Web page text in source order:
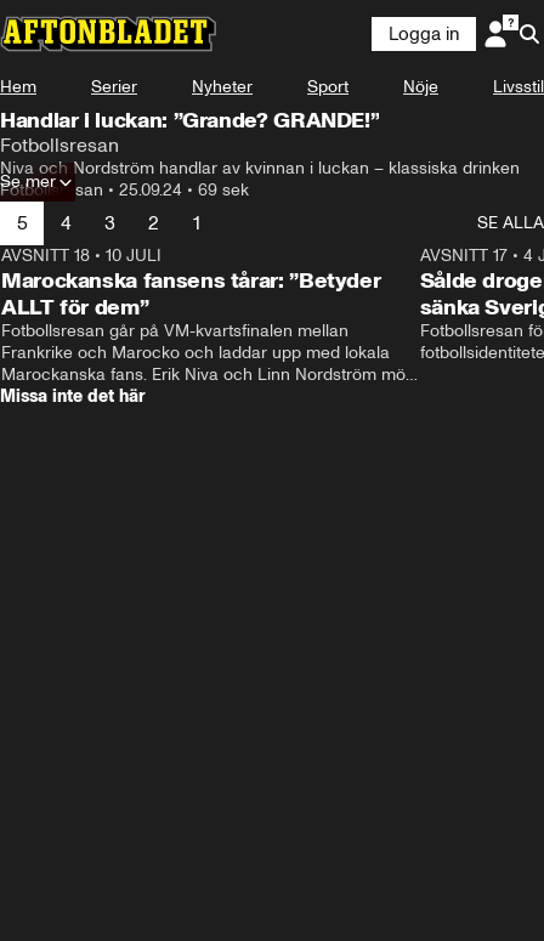
Logga in
Hem Serier Nyheter Sport Nöje Livsstil
Handlar i luckan: ”Grande? GRANDE!”
Fotbollsresan
Niva och Nordström handlar av kvinnan i luckan – klassiska drinken
Fotbollsresan • 25.09.24 • 69 sek
Se mer
5 4 3 2 1
SE ALLA
AVSNITT 18 • 10 JULI
Marockanska fansens tårar: ”Betyder
ALLT för dem”
Fotbollsresan går på VM-kvartsfinalen mellan
Frankrike och Marocko och laddar upp med lokala
Marockanska fans. Erik Niva och Linn Nordström möts
av stimmig frukost, tutande kycklingar och taxibil från
AVSNITT 17• 4
Sålde
sänka
Fotbollsresan
Missa inte det här